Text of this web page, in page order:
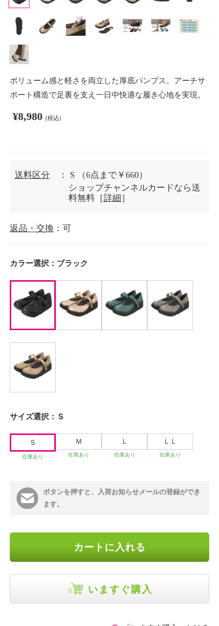
ボリューム感と軽さを両立した厚底パンプス。アーチサ
ポート構造で足裏を支え一日中快適な履き心地を実現。
¥8,980 (税込)
送料区分 ： S
（6点まで￥660）
ショップチャンネルカードなら送
料無料［詳細 ］
返品・交換 ：可
カラー選択： ブラック
サイズ選択： Ｓ
Ｓ
在庫あり
Ｍ
在庫あり
Ｌ
在庫あり
ＬＬ
在庫あり
ボタンを押すと、入荷お知らせメールの登録ができ
ます。
カートに入れる
いますぐ購入